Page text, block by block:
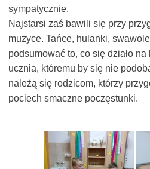
sympatycznie.
Najstarsi zaś bawili się przy
muzyce. Tańce, hulanki,
podsumować to, co się działo na
ucznia, któremu by się nie
należą się rodzicom, którzy
pociech smaczne poczęstunki.